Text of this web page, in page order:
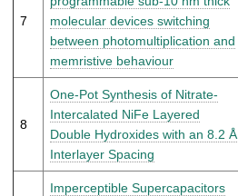
7
molecular devices switching
between photomultiplication and
memristive behaviour
8
One-Pot Synthesis of Nitrate-
Intercalated NiFe Layered
Double Hydroxides with an 8.2 Å
Interlayer Spacing
Imperceptible Supercapacitors